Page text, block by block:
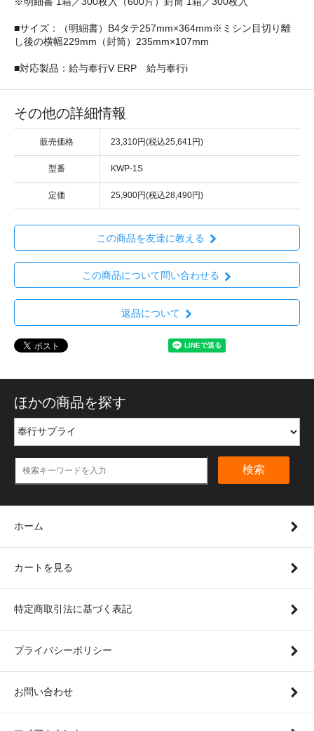
■サイズ：（明細書）B4タテ257mm×364mm※ミシン目切り離
し後の横幅229mm（封筒）235mm×107mm
■対応製品：給与奉行V ERP 給与奉行i
その他の詳細情報
販売価格 23,310円(税込25,641円)
型番 KWP-1S
定価 25,900円(税込28,490円)
この商品を友達に教える
この商品について問い合わせる
返品について
ほかの商品を探す
検索
ホーム
カートを見る
特定商取引法に基づく表記
プライバシーポリシー
お問い合わせ